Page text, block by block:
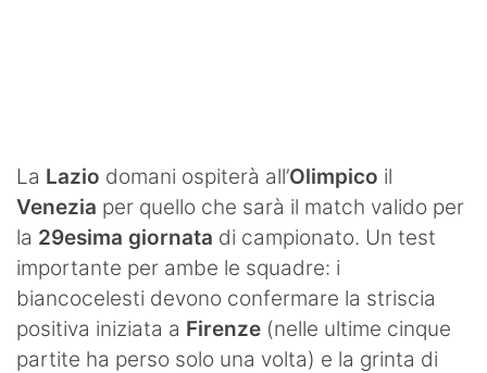
Contatti
La Lazio domani ospiterà all’Olimpico il
Venezia per quello che sarà il match valido per
la 29esima giornata di campionato. Un test
importante per ambe le squadre: i
biancocelesti devono confermare la striscia
positiva iniziata a Firenze (nelle ultime cinque
partite ha perso solo una volta) e la grinta di